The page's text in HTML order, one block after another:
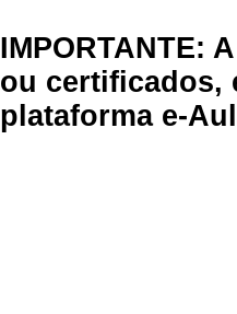
IMPORTANTE:
ou certificados,
plataforma e-